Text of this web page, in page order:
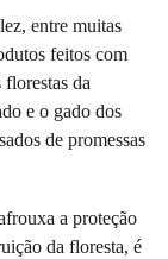
entre muitas
feitos com
da
e o gado dos
de promessas
a proteção
da floresta, é